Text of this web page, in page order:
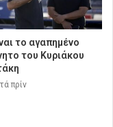
το αγαπημένο
του Κυριάκου
πρίν